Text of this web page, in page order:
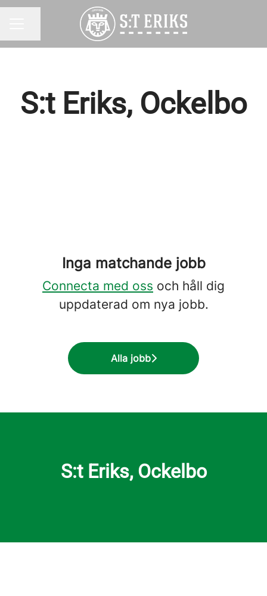
S:t Eriks, Ockelbo
Inga matchande jobb
Connecta med oss och håll dig
uppdaterad om nya jobb.
Alla jobb
S:t Eriks, Ockelbo